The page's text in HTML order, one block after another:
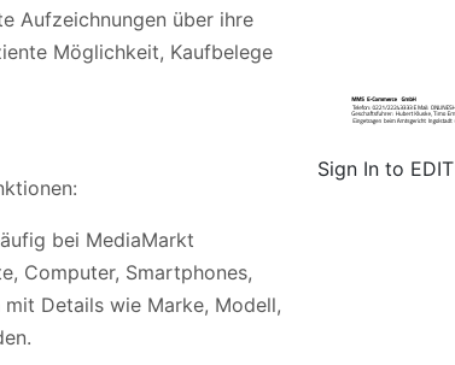
Aufzeichnungen über ihre
Möglichkeit, Kaufbelege
bei MediaMarkt
Computer, Smartphones,
Details wie Marke, Modell,
Sign In to EDIT